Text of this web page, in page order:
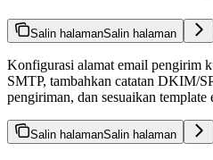
Salin halamanSalin halaman
Konfigurasi alamat email pengirim
SMTP, tambahkan catatan DKIM/
pengiriman, dan sesuaikan
Salin halamanSalin halaman